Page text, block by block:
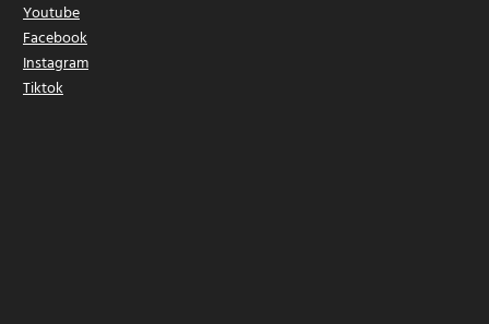
Youtube
Facebook
Instagram
Tiktok